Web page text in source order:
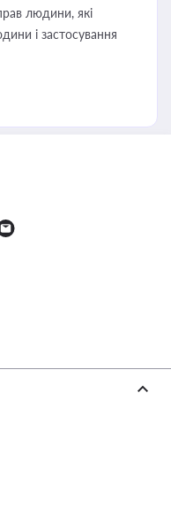
людини, які
і застосування